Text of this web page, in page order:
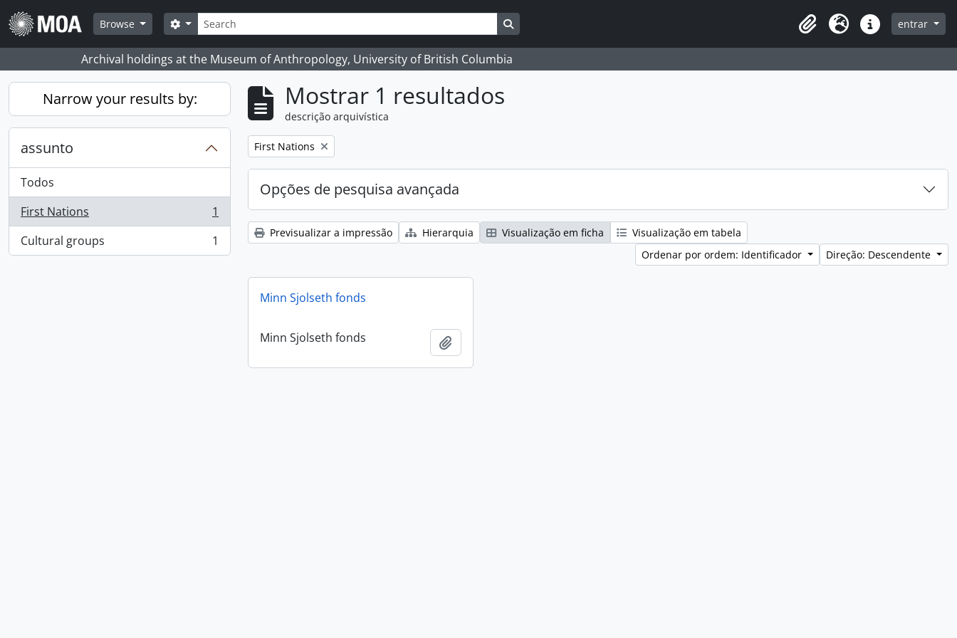
Skip to main content
Browse
Pesquisar
Search options Search in browse page
Clipboard
Idioma Ligações rápidas
entrar
Archival holdings at the Museum of Anthropology, University of British Columbia
Narrow your results by:
assunto
Todos
First Nations
, 1 resultados
1
Cultural groups
, 1 resultados 1
Mostrar 1 resultados
descrição arquivística
Remove filter:
First Nations
Opções de pesquisa avançada
Previsualizar a impressão Hierarquia Visualização em ficha
Visualização em tabela
Ordenar por ordem: Identificador
Direção: Descendente
Minn Sjolseth fonds
Minn Sjolseth fonds